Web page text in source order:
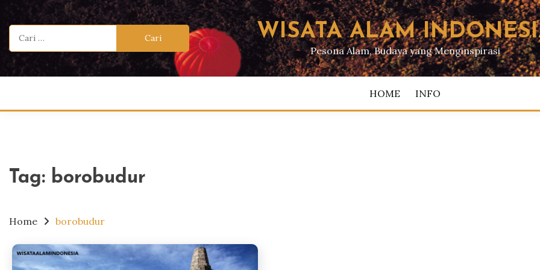
Skip
content
untuk:
WISATA ALAM
Pesona Alam, Budaya yang Menginspirasi
HOME INFO
Tag: borobudur
Home borobudur